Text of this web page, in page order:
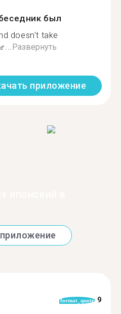
был
doesn't take
Развернуть
приложение
format_quote 9